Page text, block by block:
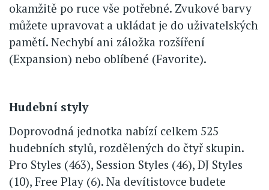
okamžitě po ruce vše potřebné. Zvukové barvy
můžete upravovat a ukládat je do uživatelských
pamětí. Nechybí ani záložka rozšíření
(Expansion) nebo oblíbené (Favorite).
Hudební styly
Doprovodná jednotka nabízí celkem 525
hudebních stylů, rozdělených do čtyř skupin.
Pro Styles (463), Session Styles (46), DJ Styles
(10), Free Play (6). Na devítistovce budete